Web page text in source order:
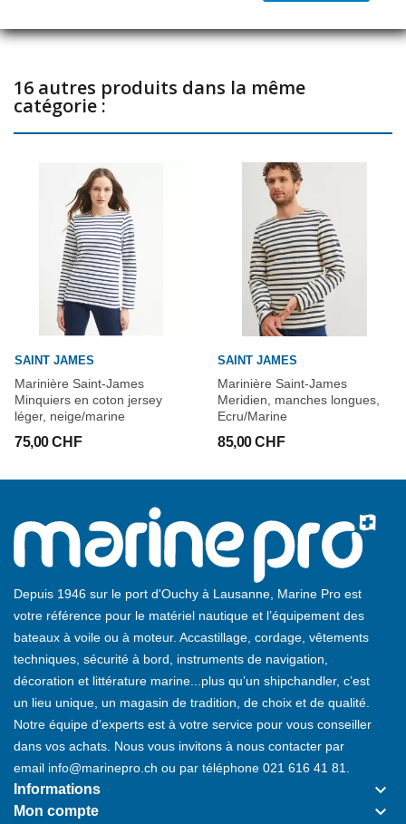
Côte d'Azur à toute la France - jusqu'à toute l'Europe et
PARTICULARITÉS
Chemise Bretagne
Manches longues
Encolure ronde
COMPOSITION DU MATÉRIEL
100% coton
16 autres produits dans la même
catégorie :
SAINT JAMES
Marinière Saint-James
Minquiers en coton jersey
léger, neige/marine
75,00 CHF
SAINT JAMES
Marinière Saint-James
Meridien, manches longues,
Ecru/Marine
85,00 CHF
Depuis 1946 sur le port d'Ouchy à Lausanne, Marine Pro est
votre référence pour le matériel nautique et l’équipement des
bateaux à voile ou à moteur. Accastillage, cordage, vêtements
techniques, sécurité à bord, instruments de navigation,
décoration et littérature marine...plus qu’un shipchandler, c’est
un lieu unique, un magasin de tradition, de choix et de qualité.
Notre équipe d’experts est à votre service pour vous conseiller
dans vos achats. Nous vous invitons à nous contacter par
email info@marinepro.ch ou par téléphone 021 616 41 81
Informations keyboard_arrow_down
Mon compte
keyboard_arrow_down